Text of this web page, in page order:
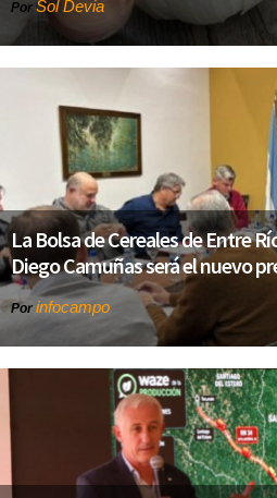
Por Sol Devia
La Bolsa de Cereales de Entre
Diego Camuñas será el nuevo
Por infocampo